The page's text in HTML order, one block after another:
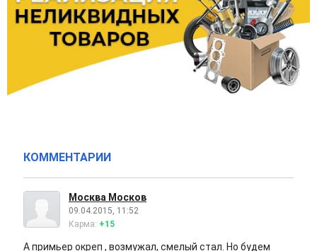
КОММЕНТАРИИ
Москва Москов
09.04.2015, 11:52
Карма: +15
А примьер окреп , возмужал, смелый стал. Но будем